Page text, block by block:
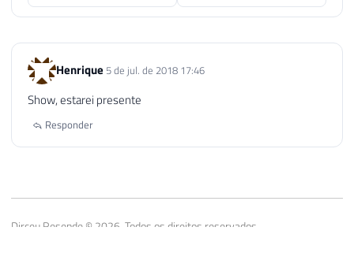
Henrique 5 de jul. de 2018 17:46
Show, estarei presente
Responder
Dirceu Resende © 2026. Todos os direitos reservados.